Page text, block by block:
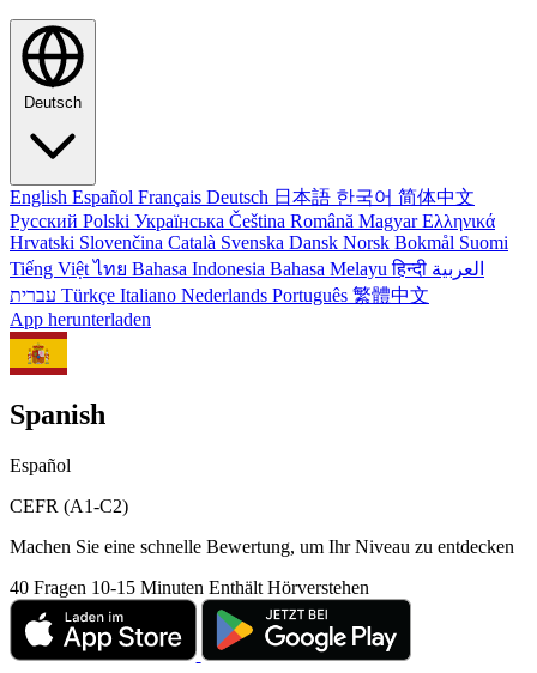
Deutsch
English Español Français Deutsch 日本語 한국어 简体中文
Русский Polski Українська Čeština Română MagyarΕλληνικά
Hrvatski Slovenčina Català Svenska Dansk Norsk Bokmål Suomi
Tiếng Việtไทย Bahasa Indonesia Bahasa Melayuहिन्दी العربية
Türkçe Italiano Nederlands Português 繁體中文
App herunterladen
Spanish
Español
CEFR (A1-C2)
Machen Sie eine schnelle Bewertung, um Ihr Niveau zu entdecken
40 Fragen 10-15 Minuten Enthält Hörverstehen